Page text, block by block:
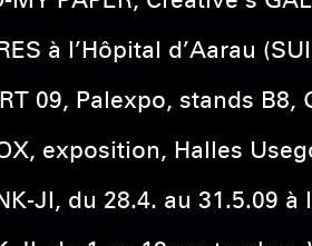
à l’Hôpital d’Aarau
09, Palexpo, stands B8,
exposition, Halles
JI, du 28.4. au 31.5.09